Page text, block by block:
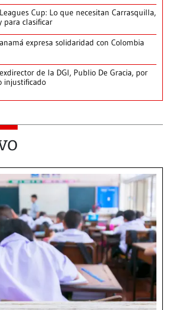
Cup: Lo que necesitan Carrasquilla,
para clasificar
expresa solidaridad con Colombia
de la DGI, Publio De Gracia, por
injustificado